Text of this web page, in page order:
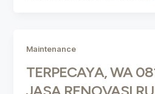
Maintenance
TERPECAYA, WA
JASA RENOVASI